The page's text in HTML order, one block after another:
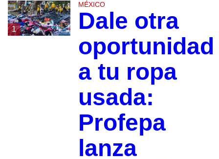
1
MÉXICO
Dale otra
oportunidad
a tu ropa
usada:
Profepa
lanza